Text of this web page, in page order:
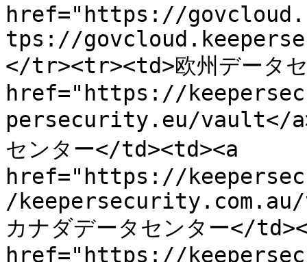
href="https://
tps://
</tr><tr><td>欧州データ
href="https://
persecurity.eu/vault</
センター</td><td><a
href="https://
/
カナダデータセンター</
href="https://